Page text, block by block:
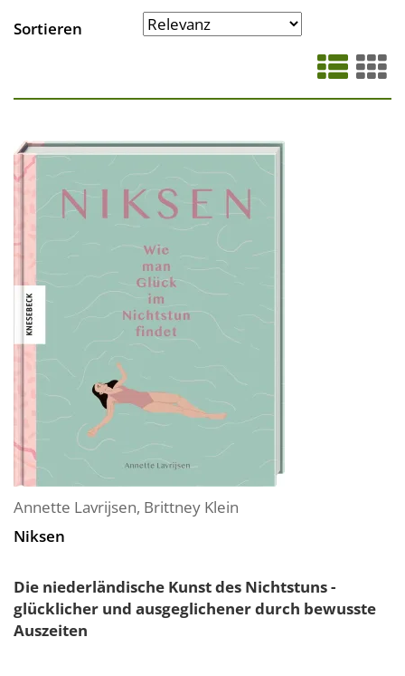
Sortieren
Annette Lavrijsen, Brittney Klein
Niksen
Die niederländische Kunst des Nichtstuns -
glücklicher und ausgeglichener durch bewusste
Auszeiten